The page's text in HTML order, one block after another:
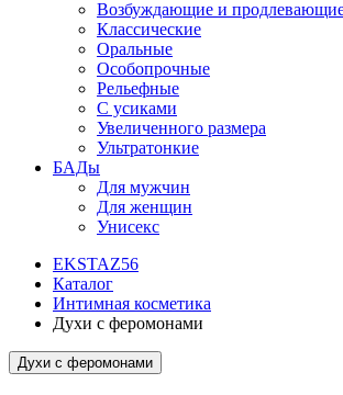
Возбуждающие и
Классические
Оральные
Особопрочные
Рельефные
С усиками
Увеличенного размера
Ультратонкие
БАДы
Для мужчин
Для женщин
Унисекс
EKSTAZ56
Каталог
Интимная косметика
Духи с феромонами
Духи с феромонами